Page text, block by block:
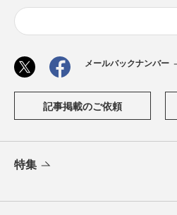
メールバックナンバー
記事掲載のご依頼
特集